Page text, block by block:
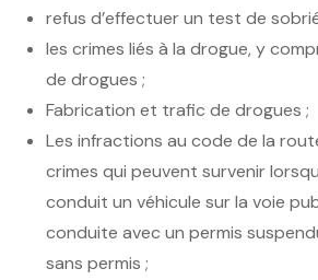
refus d’effectuer un test de
les crimes liés à la drogue, y
de drogues ;
Fabrication et trafic de drogues ;
Les infractions au code de la
crimes qui peuvent survenir
conduit un véhicule sur la voie
conduite avec un permis
sans permis ;